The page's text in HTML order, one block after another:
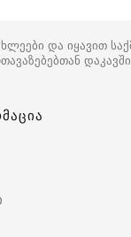
და იყავით